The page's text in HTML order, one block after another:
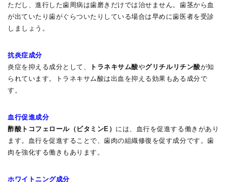
ただし、進行した歯周病は歯磨きだけでは治せません。歯茎から血
が出ていたり歯がぐらついたりしている場合は早めに歯医者を受診
しましょう。
抗炎症成分
炎症を抑える成分として、
トラネキサム酸やグリチルリチン酸が知
られています。トラネキサム酸は出血を抑える効果もある成分で
す。
血行促進成分
酢酸トコフェロール（ビタミンE） には、血行を促進する働きがあり
ます。血行を促進することで、歯肉の組織修復を促す成分です。歯
肉を強化する働きもあります。
ホワイトニング成分